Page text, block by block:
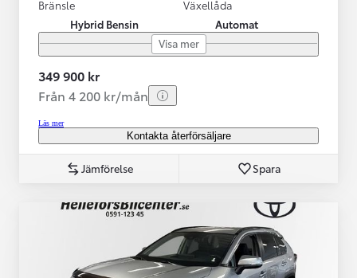
Bränsle
Hybrid Bensin
Växellåda
Automat
Visa mer
349 900 kr
Från 4 200 kr/mån
Läs mer
Kontakta återförsäljare
Jämförelse Spara